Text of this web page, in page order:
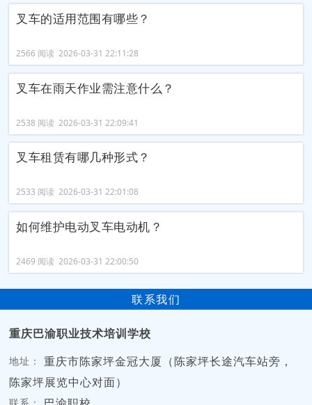
叉车的适用范围有哪些？
2566 阅读 2026-03-31 22:11:28
叉车在雨天作业需注意什么？
2538 阅读 2026-03-31 22:09:41
叉车租赁有哪几种形式？
2533 阅读 2026-03-31 22:01:08
如何维护电动叉车电动机？
2469 阅读 2026-03-31 22:00:50
联系我们
重庆巴渝职业技术培训学校
地址：
重庆市陈家坪金冠大厦（陈家坪长途汽车站旁，
陈家坪展览中心对面）